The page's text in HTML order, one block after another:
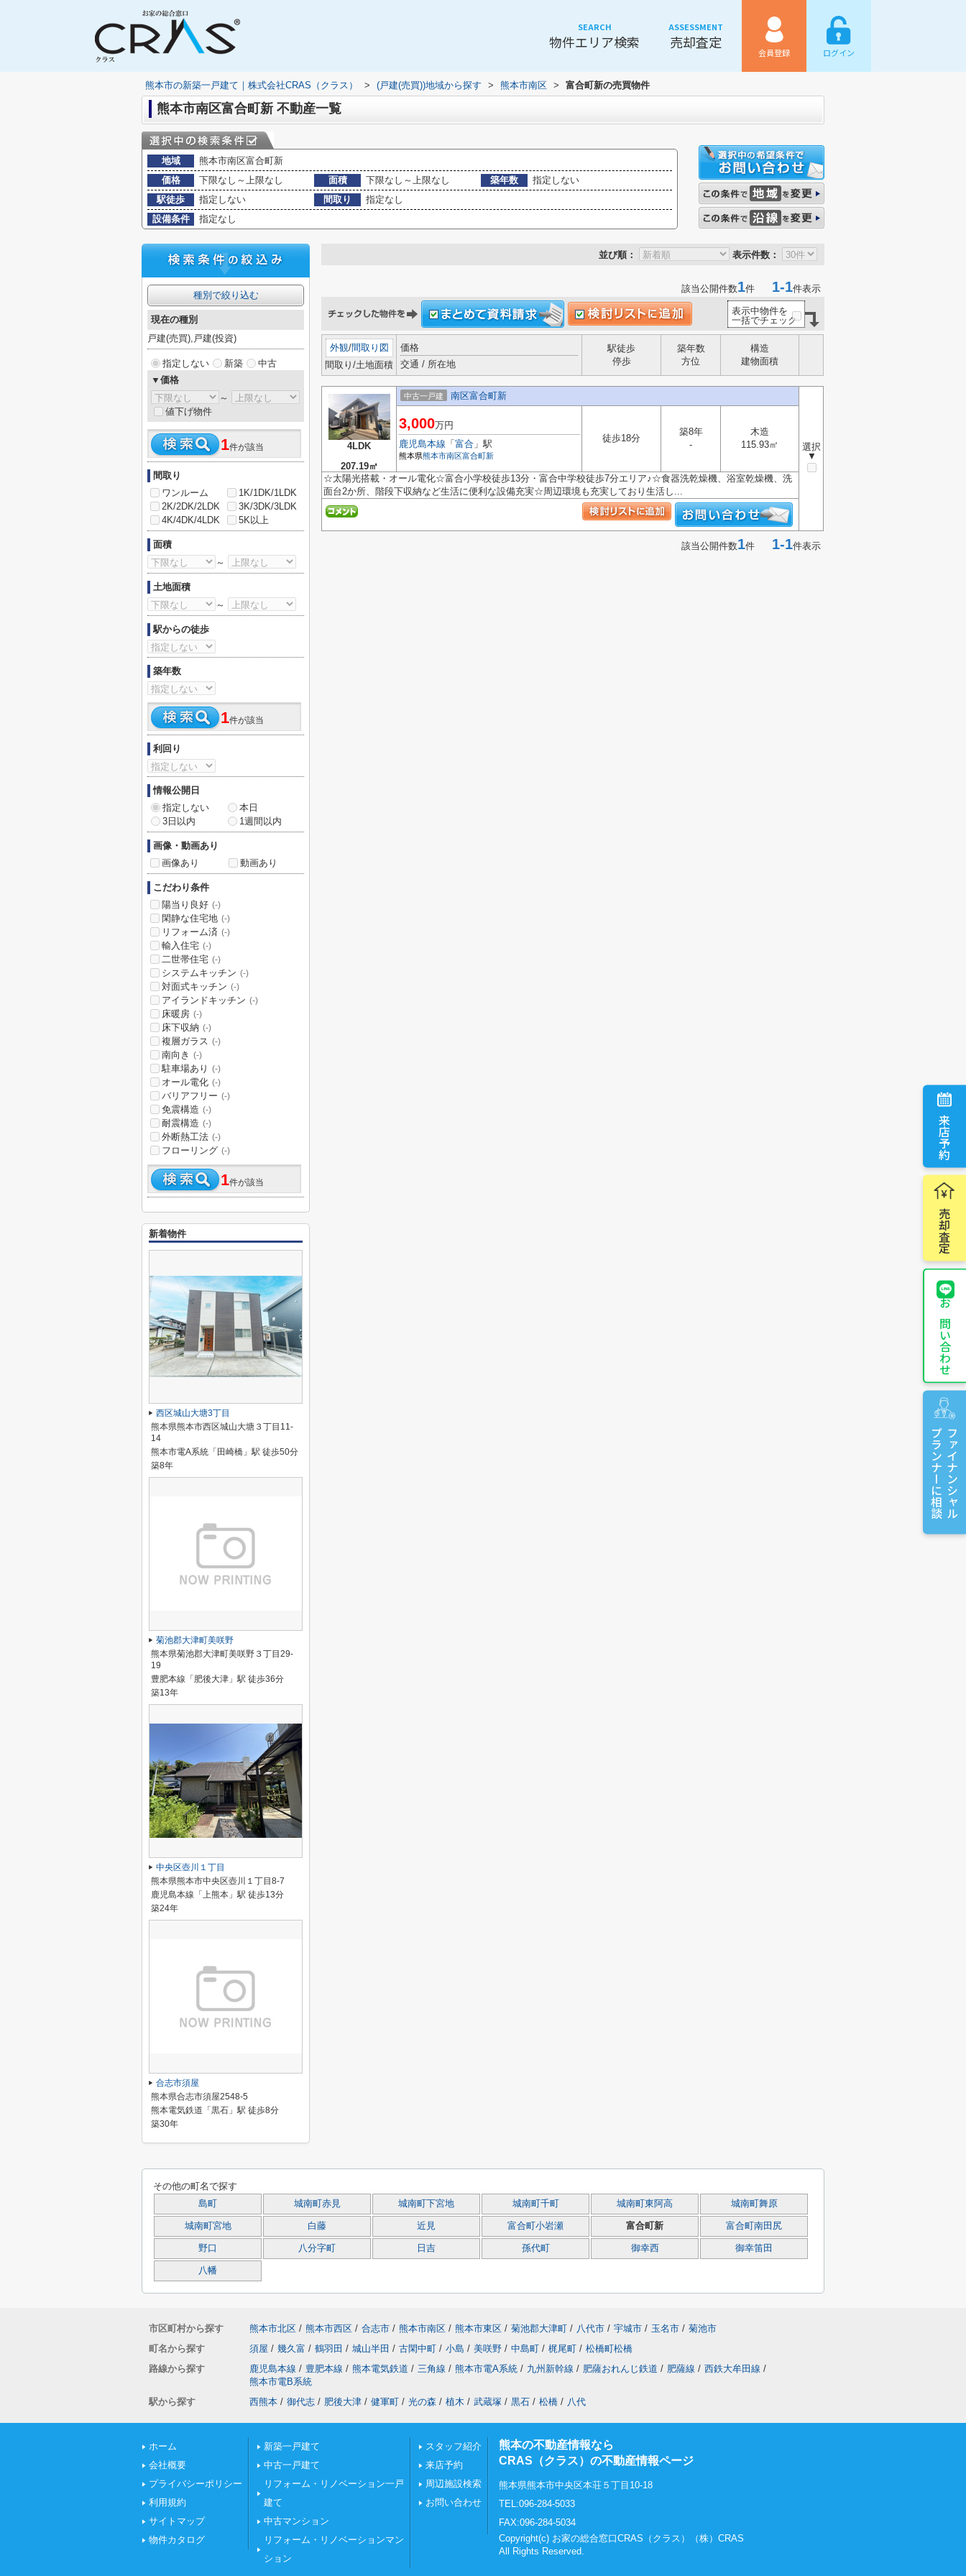
SEARCH
物件エリア検索
ASSESSMENT
売却査定
会員登録 ログイン
来店予約
売却査定
お問い合わせ
ファイナンシャル
プランナーに相談
熊本市の新築一戸建て｜株式会社CRAS（クラス） > (戸建(売買))地域から探す > 熊本市南区 > 富合町新の売買物件
熊本市南区富合町新 不動産一覧
地域
熊本市南区富合町新
価格
下限なし～上限なし 面積 下限なし～上限なし 築年数
指定しない
駅徒歩
指定しない 間取り
指定なし
設備条件
指定なし
並び順： 表示件数：
該当公開件数1件 1-1件表示
表示中物件を
一括でチェック
外観/間取り図
間取り/土地面積
価格
交通 / 所在地
駅徒歩
停歩
築年数
方位
構造
建物面積
4LDK
207.19㎡
中古一戸建 南区富合町新
選択
▼
3,000万円
鹿児島本線 「 富合 」駅
熊本県熊本市南区富合町新
徒歩18分
築8年
-
木造
115.93㎡
☆太陽光搭載・オール電化☆富合小学校徒歩13分・富合中学校徒歩7分エリア♪☆食器洗乾燥機、浴室乾燥機、洗
面台2か所、階段下収納など生活に便利な設備充実☆周辺環境も充実しており生活し...
該当公開件数1件 1-1件表示
種別で絞り込む
現在の種別
戸建(売買),戸建(投資)
指定しない 新築
中古
▼価格
～
値下げ物件
1件が該当
間取り
ワンルーム
1K/1DK/1LDK
2K/2DK/2LDK
3K/3DK/3LDK
4K/4DK/4LDK
5K以上
面積
～
土地面積
～
駅からの徒歩
築年数
1件が該当
利回り
情報公開日
指定しない
本日
3日以内
1週間以内
画像・動画あり
画像あり
動画あり
こだわり条件
陽当り良好 (-)
閑静な住宅地 (-)
リフォーム済 (-)
輸入住宅 (-)
二世帯住宅 (-)
システムキッチン (-)
対面式キッチン (-)
アイランドキッチン (-)
床暖房 (-)
床下収納 (-)
複層ガラス (-)
南向き (-)
駐車場あり (-)
オール電化 (-)
バリアフリー (-)
免震構造 (-)
耐震構造 (-)
外断熱工法 (-)
フローリング (-)
1件が該当
新着物件
西区城山大塘3丁目
熊本県熊本市西区城山大塘３丁目11-
14
熊本市電A系統「田崎橋」駅 徒歩50分
築8年
菊池郡大津町美咲野
熊本県菊池郡大津町美咲野３丁目29-
19
豊肥本線「肥後大津」駅 徒歩36分
築13年
中央区壺川１丁目
熊本県熊本市中央区壺川１丁目8-7
鹿児島本線「上熊本」駅 徒歩13分
築24年
合志市須屋
熊本県合志市須屋2548-5
熊本電気鉄道「黒石」駅 徒歩8分
築30年
その他の町名で探す
島町 城南町赤見 城南町下宮地 城南町千町 城南町東阿高 城南町舞原
城南町宮地 白藤 近見 富合町小岩瀬 富合町新 富合町南田尻
野口 八分字町 日吉 孫代町 御幸西 御幸笛田
八幡
市区町村から探す 熊本市北区 / 熊本市西区 / 合志市 / 熊本市南区 / 熊本市東区 / 菊池郡大津町 / 八代市 / 宇城市 / 玉名市 / 菊池市
町名から探す
須屋 / 幾久富 / 鶴羽田 / 城山半田 / 古閑中町 / 小島 / 美咲野 / 中島町 / 梶尾町 / 松橋町松橋
路線から探す
鹿児島本線 / 豊肥本線 / 熊本電気鉄道 / 三角線 / 熊本市電A系統 / 九州新幹線 / 肥薩おれんじ鉄道 / 肥薩線 / 西鉄大牟田線 /
熊本市電B系統
駅から探す
西熊本 / 御代志 / 肥後大津 / 健軍町 / 光の森 / 植木 / 武蔵塚 / 黒石 / 松橋 / 八代
ホーム
会社概要
プライバシーポリシー
利用規約
サイトマップ
物件カタログ
新築一戸建て
中古一戸建て
リフォーム・リノベーション一戸
建て
中古マンション
リフォーム・リノベーションマン
ション
スタッフ紹介
来店予約
周辺施設検索
お問い合わせ
熊本の不動産情報なら
CRAS（クラス）の不動産情報ページ
熊本県熊本市中央区本荘５丁目10-18
TEL:096-284-5033
FAX:096-284-5034
Copyright(c) お家の総合窓口CRAS（クラス）（株）CRAS
All Rights Reserved.